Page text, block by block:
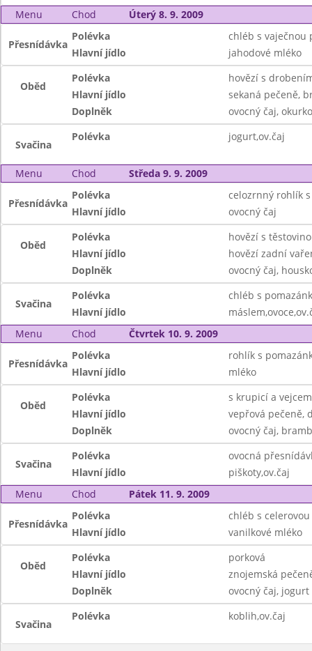
Menu
Chod Úterý 8. 9. 2009
Přesnídávka
Polévka
chléb s vaječnou
Hlavní jídlo
jahodové mléko
Oběd
Polévka
hovězí s
Hlavní jídlo
sekaná pečeně,
Doplněk
ovocný čaj,
Svačina
Polévka jogurt,ov.čaj
Menu Chod Středa 9. 9. 2009
Přesnídávka
Polévka
celozrnný rohlík
Hlavní jídlo
ovocný čaj
Oběd
Polévka
hovězí s
Hlavní jídlo
hovězí zadní
Doplněk
ovocný čaj,
Svačina
Polévka
chléb s
Hlavní jídlo
Menu
Chod Čtvrtek 10. 9. 2009
Přesnídávka
Polévka
rohlík s
Hlavní jídlo
mléko
Oběd
Polévka
s krupicí a vejcem
Hlavní jídlo
vepřová pečeně,
Doplněk
ovocný čaj,
Svačina
Polévka
ovocná
Hlavní jídlo
piškoty,ov.čaj
Menu
Chod Pátek 11. 9. 2009
Přesnídávka
Polévka
chléb s
Hlavní jídlo
vanilkové mléko
Oběd
Polévka
porková
Hlavní jídlo
znojemská
Doplněk
ovocný čaj, jogurt
Svačina
Polévka koblih,ov.čaj